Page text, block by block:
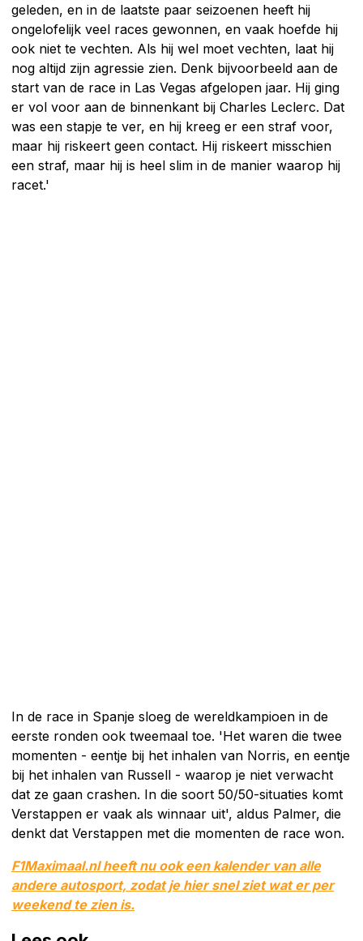
geleden, en in de laatste paar seizoenen heeft hij
ongelofelijk veel races gewonnen, en vaak hoefde hij
ook niet te vechten. Als hij wel moet vechten, laat hij
nog altijd zijn agressie zien. Denk bijvoorbeeld aan de
start van de race in Las Vegas afgelopen jaar. Hij ging
er vol voor aan de binnenkant bij Charles Leclerc. Dat
was een stapje te ver, en hij kreeg er een straf voor,
maar hij riskeert geen contact. Hij riskeert misschien
een straf, maar hij is heel slim in de manier waarop hij
racet.'
In de race in Spanje sloeg de wereldkampioen in de
eerste ronden ook tweemaal toe. 'Het waren die twee
momenten - eentje bij het inhalen van Norris, en eentje
bij het inhalen van Russell - waarop je niet verwacht
dat ze gaan crashen. In die soort 50/50-situaties komt
Verstappen er vaak als winnaar uit', aldus Palmer, die
denkt dat Verstappen met die momenten de race won.
F1Maximaal.nl heeft nu ook een kalender van alle
andere autosport, zodat je hier snel ziet wat er per
weekend te zien is.